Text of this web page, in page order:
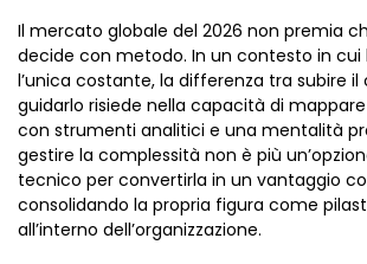
Il mercato globale del 2026 non premia
decide con metodo. In un contesto in cui
l’unica costante, la differenza tra subire
guidarlo risiede nella capacità di
con strumenti analitici e una mentalità
gestire la complessità non è più
tecnico per convertirla in un vantaggio
consolidando la propria figura come
all’interno dell’organizzazione.